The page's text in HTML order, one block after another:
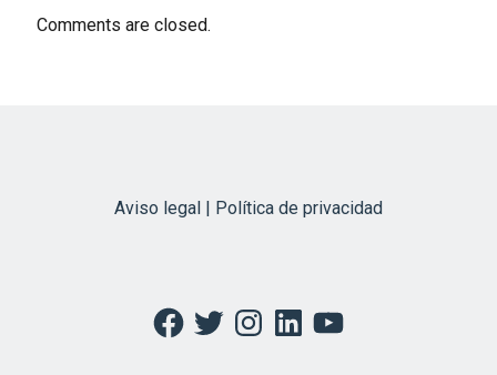
Comments are closed.
Aviso legal | Política de privacidad
Facebook
TwitterInstagramLinkedInYouTube